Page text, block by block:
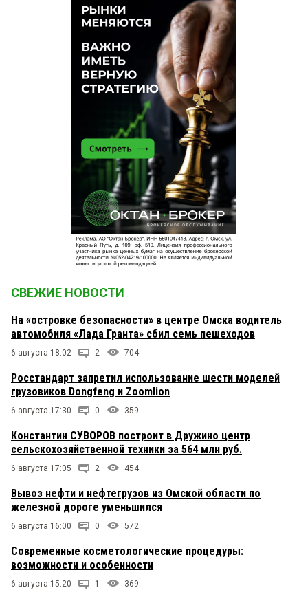
СВЕЖИЕ НОВОСТИ
На «островке безопасности» в центре Омска водитель
автомобиля «Лада Гранта» сбил семь пешеходов
6 августа 18:02 2 704
Росстандарт запретил использование шести моделей
грузовиков Dongfeng и Zoomlion
6 августа 17:30 0 359
Константин СУВОРОВ построит в Дружино центр
сельскохозяйственной техники за 564 млн руб.
6 августа 17:05 2 454
Вывоз нефти и нефтегрузов из Омской области по
железной дороге уменьшился
6 августа 16:00 0 572
Современные косметологические процедуры:
возможности и особенности
6 августа 15:20 1 369